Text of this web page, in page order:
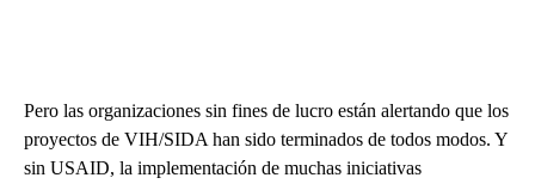
Pero las organizaciones sin fines de lucro están alertando que los
proyectos de VIH/SIDA han sido terminados de todos modos. Y
sin USAID, la implementación de muchas iniciativas